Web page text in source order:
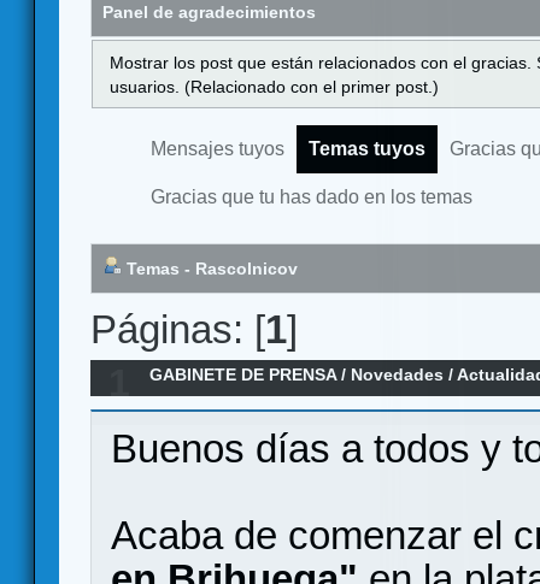
Panel de agradecimientos
Mostrar los post que están relacionados con el
usuarios. (Relacionado con el primer post.)
Mensajes tuyos Temas tuyos Gracias
Gracias que tu has dado en los temas
Temas - Rascolnicov
Páginas: [1]
GABINETE DE PRENSA/ Novedades /
Brihuega
Buenos días a todos y
Acaba de comenzar el